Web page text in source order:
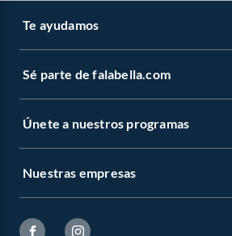
Te ayudamos
Sé parte de falabella.com
Únete a nuestros programas
Nuestras empresas